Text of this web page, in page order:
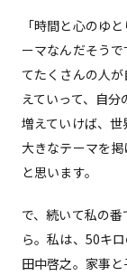
「時間と心のゆ
ーマなんだそう
てたくさんの人
えていって、自
増えていけば、
大きなテーマを
と思います。
で、続いて私の
ら。私は、50キ
田中啓之。家事